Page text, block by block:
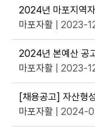
2024년 마포지역
마포자활 | 2023-
2024년 본예산 공
마포자활 | 2023-
마포자활 | 2024-